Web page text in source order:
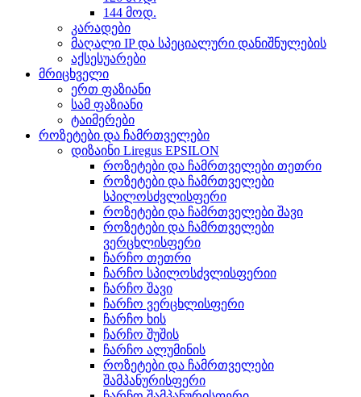
144 მოდ.
კარადები
მაღალი IP და სპეციალური დანიშნულების
აქსესუარები
მრიცხველი
ერთ ფაზიანი
სამ ფაზიანი
ტაიმერები
როზეტები და ჩამრთველები
დიზაინი Liregus EPSILON
როზეტები და ჩამრთველები თეთრი
როზეტები და ჩამრთველები
სპილოსძვლისფერი
როზეტები და ჩამრთველები შავი
როზეტები და ჩამრთველები
ვერცხლისფერი
ჩარჩო თეთრი
ჩარჩო სპილოსძვლისფერიი
ჩარჩო შავი
ჩარჩო ვერცხლისფერი
ჩარჩო ხის
ჩარჩო შუშის
ჩარჩო ალუმინის
როზეტები და ჩამრთველები
შამპანურისფერი